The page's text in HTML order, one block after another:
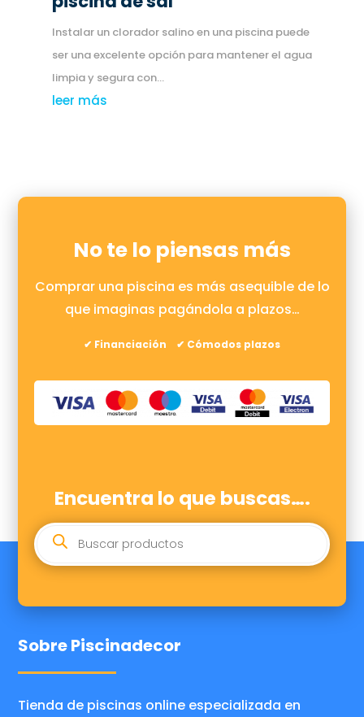
Instalar un clorador salino en una piscina puede
ser una excelente opción para mantener el agua
limpia y segura con...
leer más
No te lo piensas más
Comprar una piscina es más asequible de lo
que imaginas pagándola a plazos…
✔ Financiación ✔ Cómodos plazos
Encuentra lo que buscas….
BÚSQUEDA
PRODUCTOS
Sobre Piscinadecor
Tienda de piscinas online especializada en